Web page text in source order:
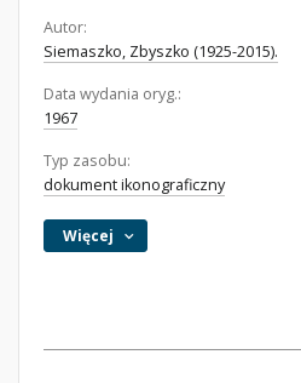
Autor:
Siemaszko, Zbyszko (1925-2015).
Data wydania oryg.:
1967
Typ zasobu:
dokument ikonograficzny
Więcej